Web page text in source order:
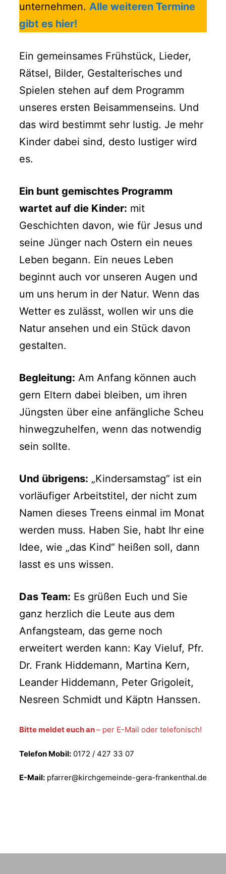
unternehmen. Alle weiteren Termine
gibt es hier!
Ein gemeinsames Frühstück, Lieder,
Rätsel, Bilder, Gestalterisches und
Spielen stehen auf dem Programm
unseres ersten Beisammenseins. Und
das wird bestimmt sehr lustig. Je mehr
Kinder dabei sind, desto lustiger wird
es.
Ein bunt gemischtes Programm
wartet auf die Kinder: mit
Geschichten davon, wie für Jesus und
seine Jünger nach Ostern ein neues
Leben begann. Ein neues Leben
beginnt auch vor unseren Augen und
um uns herum in der Natur. Wenn das
Wetter es zulässt, wollen wir uns die
Natur ansehen und ein Stück davon
gestalten.
Begleitung: Am Anfang können auch
gern Eltern dabei bleiben, um ihren
Jüngsten über eine anfängliche Scheu
hinwegzuhelfen, wenn das notwendig
sein sollte.
Und übrigens: „Kindersamstag“ ist ein
vorläufiger Arbeitstitel, der nicht zum
Namen dieses Treens einmal im Monat
werden muss. Haben Sie, habt Ihr eine
Idee, wie „das Kind“ heißen soll, dann
lasst es uns wissen.
Das Team: Es grüßen Euch und Sie
ganz herzlich die Leute aus dem
Anfangsteam, das gerne noch
erweitert werden kann: Kay Vieluf, Pfr.
Dr. Frank Hiddemann, Martina Kern,
Leander Hiddemann, Peter Grigoleit,
Nesreen Schmidt und Käptn Hanssen.
Bitte meldet euch an– per E-Mail oder telefonisch!
Telefon Mobil:0172 / 427 33 07
E-Mail:pfarrer@kirchgemeinde-gera-frankenthal.de